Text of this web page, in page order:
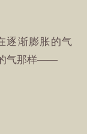
逐渐膨胀的气
的气那样——